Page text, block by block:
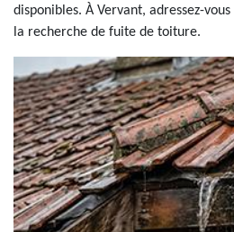
disponibles. À Vervant, adressez-
la recherche de fuite de toiture.